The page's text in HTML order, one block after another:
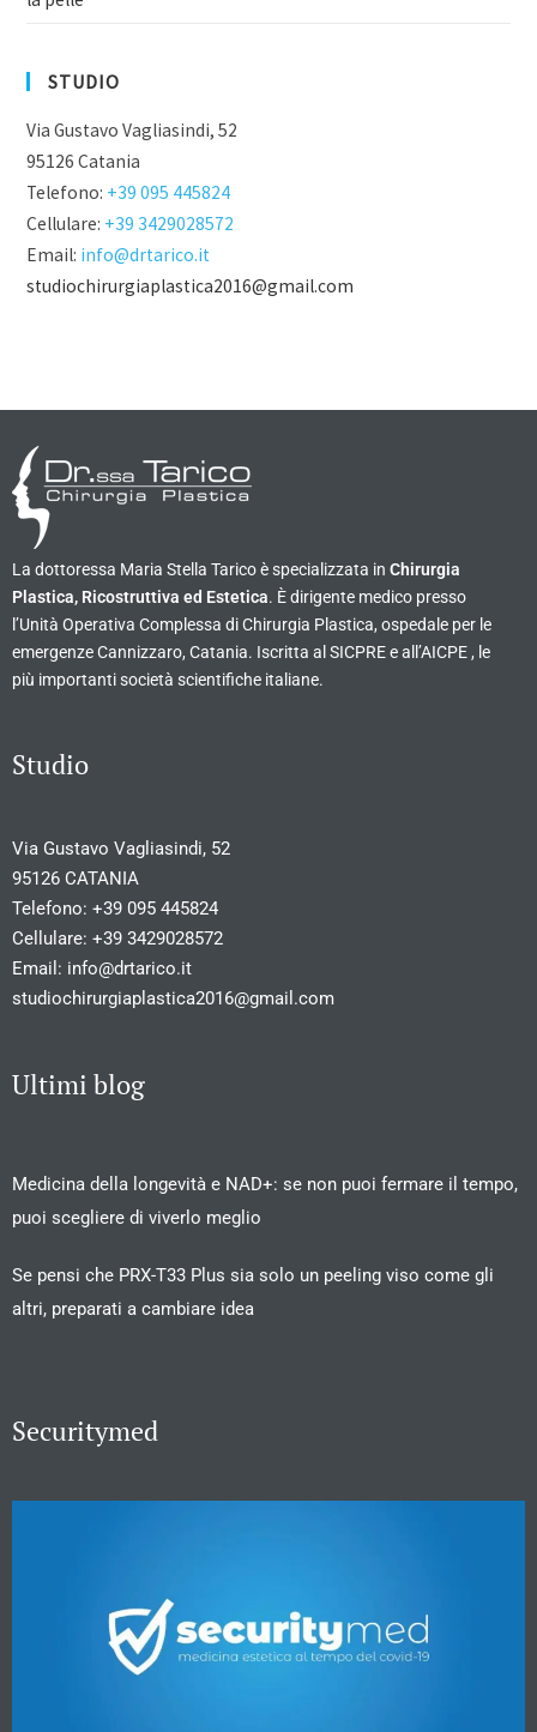
STUDIO
Via Gustavo Vagliasindi, 52
95126 Catania
Telefono: +39 095 445824
Cellulare: +39 3429028572
Email: info@drtarico.it
studiochirurgiaplastica2016@gmail.com
La dottoressa Maria Stella Tarico è specializzata in Chirurgia
Plastica, Ricostruttiva ed Estetica. È dirigente medico presso
l’Unità Operativa Complessa di Chirurgia Plastica, ospedale per le
emergenze Cannizzaro, Catania. Iscritta al SICPRE e all’AICPE , le
più importanti società scientifiche italiane.
Studio
Via Gustavo Vagliasindi, 52
95126 CATANIA
Telefono: +39 095 445824
Cellulare: +39 3429028572
Email: info@drtarico.it
studiochirurgiaplastica2016@gmail.com
Ultimi blog
Medicina della longevità e NAD+: se non puoi fermare il tempo,
puoi scegliere di viverlo meglio
Se pensi che PRX-T33 Plus sia solo un peeling viso come gli
altri, preparati a cambiare idea
Securitymed